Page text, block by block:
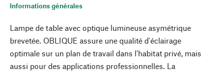
Informations générales
Lampe de table avec optique lumineuse asymétrique
brevetée. OBLIQUE assure une qualité d'éclairage
optimale sur un plan de travail dans l'habitat privé, mais
aussi pour des applications professionnelles. La